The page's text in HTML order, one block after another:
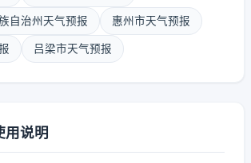
自治州天气预报 惠州市天气预报
吕梁市天气预报
用说明